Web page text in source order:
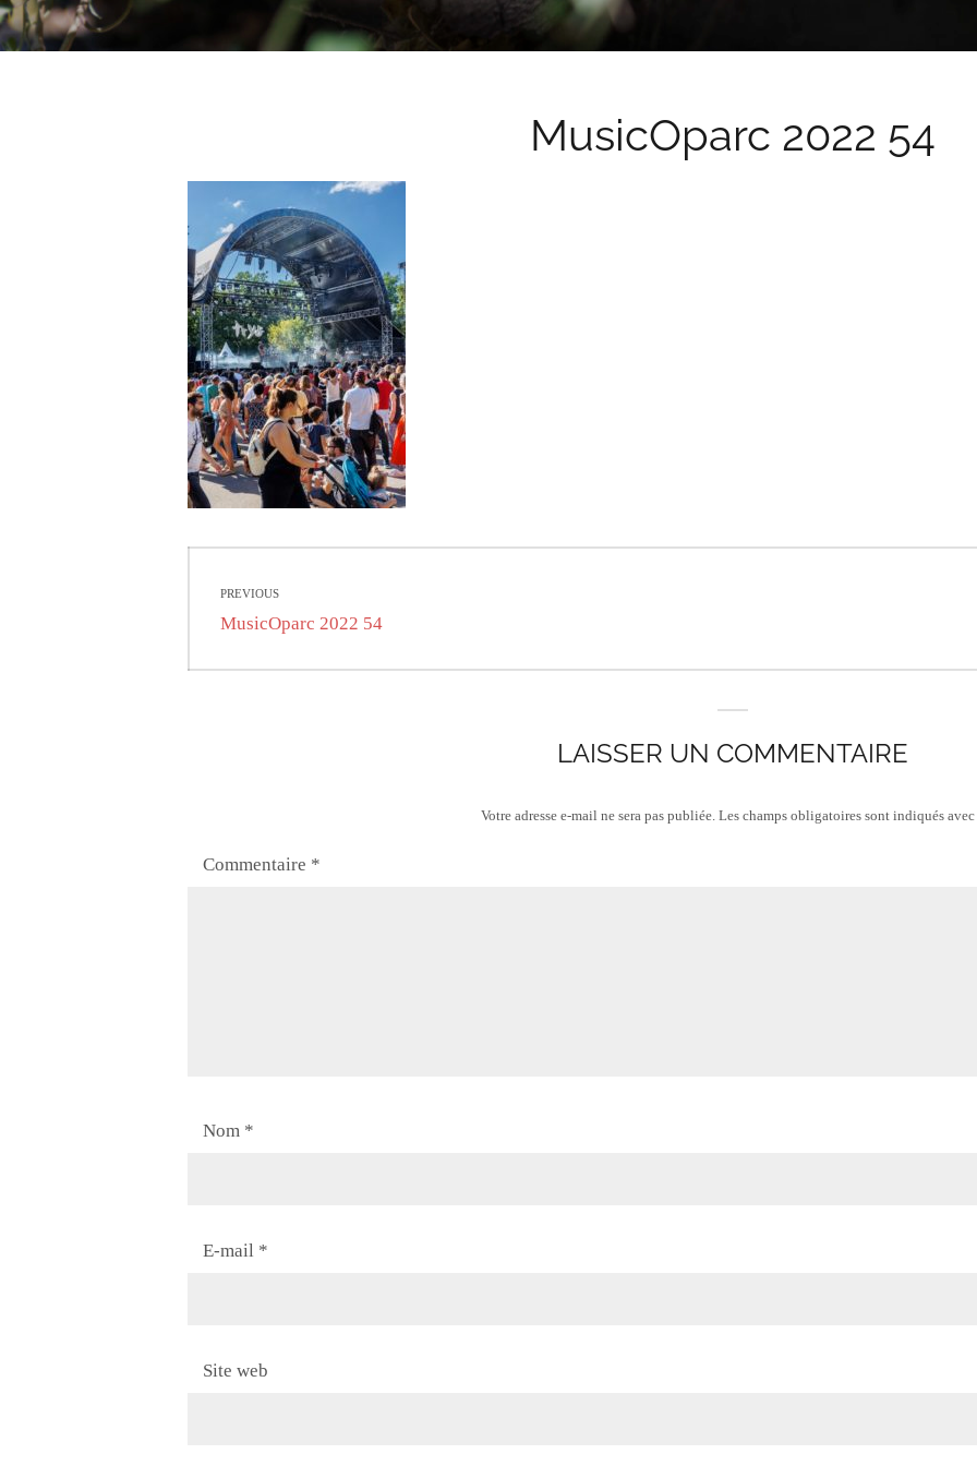
MusicOparc 2022 54
de
PREVIOUS
Previous
MusicOparc 2022 54
LAISSER UN COMMENTAIRE
Votre adresse e-mail ne sera pas publiée. Les champs obligatoires sont indiqués avec
Commentaire *
Nom *
E-mail *
Site web